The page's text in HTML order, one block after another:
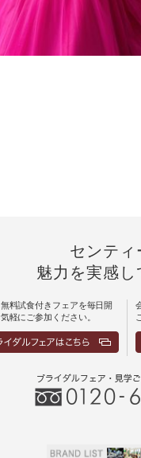
センティ
魅力を実感し
料試食付きフェアを毎日開
軽にご参加ください。